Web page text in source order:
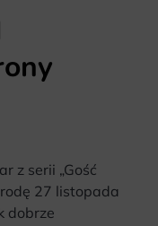
z serii „Gość
27 listopada
dobrze